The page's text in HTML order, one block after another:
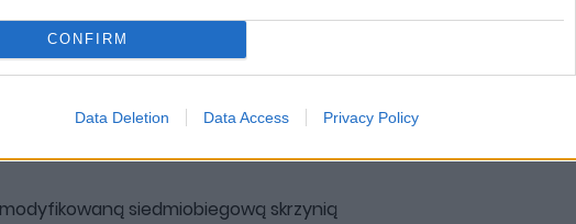
CONFIRM
Data Deletion Data Access Privacy Policy
siedmiobiegową skrzynią